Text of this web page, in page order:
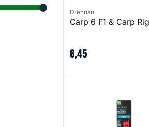
range slider button
Drennan
Carp 6 F1 & Carp Rig
6,45